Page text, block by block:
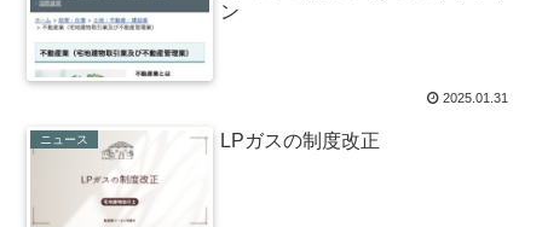
ン
2025.01.31
ニュース LPガスの制度改正